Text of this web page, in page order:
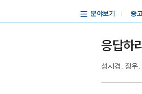
분야보기
중
중
응답하
성시경 정우